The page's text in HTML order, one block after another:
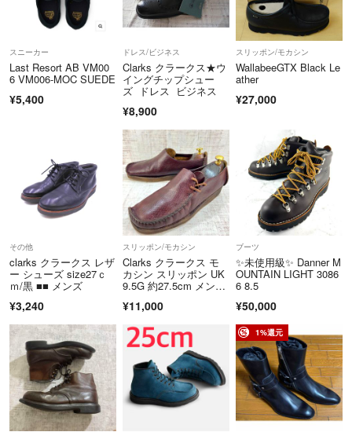
スニーカー
Last Resort AB VM00
6 VM006-MOC SUEDE
¥5,400
ドレス/ビジネス
Clarks クラークス★ウ
イングチップシュー
ズ ドレス ビジネス
¥8,900
スリッポン/モカシン
WallabeeGTX Black Le
ather
¥27,000
その他
clarks クラークス レザ
ー シューズ size27ｃ
ｍ/黒 ■■ メンズ
¥3,240
スリッポン/モカシン
Clarks クラークス モ
カシン スリッポン UK
9.5G 約27.5cm メン
トナム製
¥11,000
ブーツ
✨未使用級✨ Danner M
OUNTAIN LIGHT 3086
6 8.5
¥50,000
1%還元